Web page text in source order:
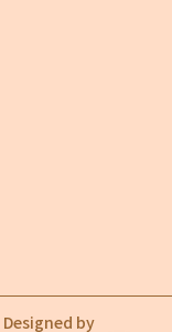
Designed by